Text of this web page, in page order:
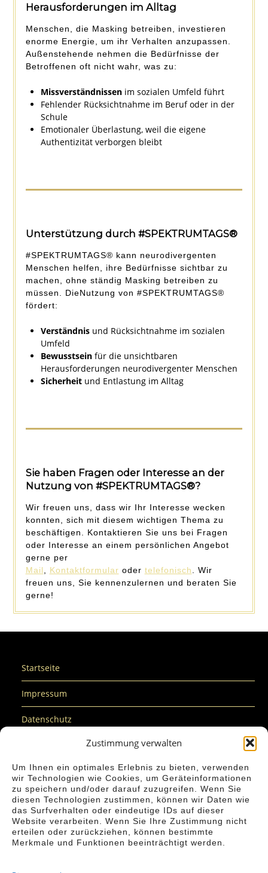
Zustimmung verwalten
Um Ihnen ein optimales Erlebnis zu bieten, verwenden
wir Technologien wie Cookies, um Geräteinformationen
zu speichern und/oder darauf zuzugreifen. Wenn Sie
diesen Technologien zustimmen, können wir Daten wie
das Surfverhalten oder eindeutige IDs auf dieser
Website verarbeiten. Wenn Sie Ihre Zustimmung nicht
erteilen oder zurückziehen, können bestimmte
Merkmale und Funktionen beeinträchtigt werden.
Herausforderungen im Alltag
Menschen, die Masking betreiben, investieren
enorme Energie, um ihr Verhalten anzupassen.
Außenstehende nehmen die Bedürfnisse der
Betroffenen oft nicht wahr, was zu:
Missverständnissenim sozialen Umfeld führt
Fehlender Rücksichtnahme im Beruf oder in der
Schule
Emotionaler Überlastung, weil die eigene
Authentizität verborgen bleibt
Unterstützung durch #SPEKTRUMTAGS®
#SPEKTRUMTAGS® kann neurodivergenten
Menschen helfen, ihre Bedürfnisse sichtbar zu
machen, ohne ständig Masking betreiben zu
müssen. DieNutzung von #SPEKTRUMTAGS®
fördert:
Verständnisund Rücksichtnahme im sozialen
Umfeld
Bewusstseinfür die unsichtbaren
Herausforderungen neurodivergenter Menschen
Sicherheitund Entlastung im Alltag
Sie haben Fragen oder Interesse an der
Nutzung von #SPEKTRUMTAGS®?
Wir freuen uns, dass wir Ihr Interesse wecken
konnten, sich mit diesem wichtigen Thema zu
beschäftigen. Kontaktieren Sie uns bei Fragen
oder Interesse an einem persönlichen Angebot
gerne per
Mail
Kontaktformular oder telefonisch . Wir
freuen uns, Sie kennenzulernen und beraten Sie
gerne!
Startseite
Impressum
Datenschutz
Cookie-Richtlinie (EU)
Nachhaltigkeit
Barrierefreiheit
Kontakt